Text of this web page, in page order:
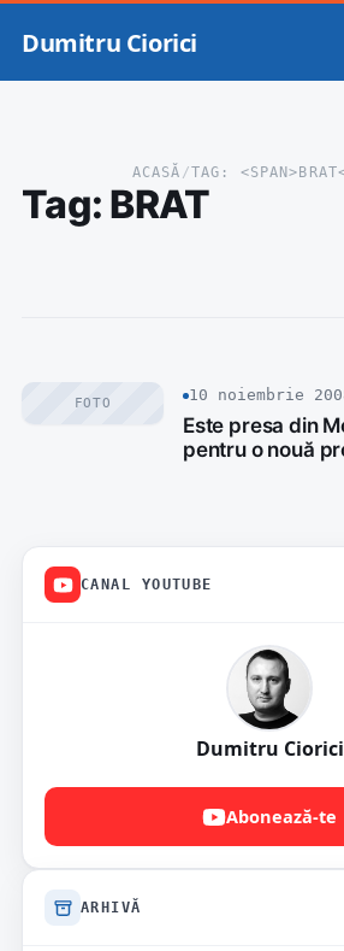
Dumitru Ciorici
ACASĂ /TAG:
Tag: BRAT
FOTO 10 noiembrie
Este presa din
pentru o nouă
CANAL YOUTUBE
Dumitru Ciorici
Abonează-te
ARHIVĂ